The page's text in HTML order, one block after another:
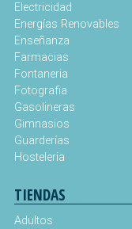
Electricidad
Energías Renovables
Enseñanza
Farmacias
Fontaneria
Fotografia
Gasolineras
Gimnasios
Guarderías
Hosteleria
TIENDAS
Adultos